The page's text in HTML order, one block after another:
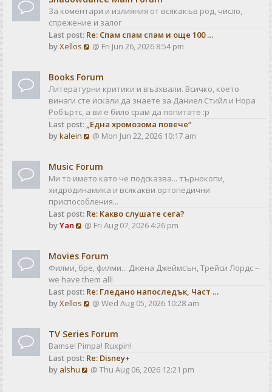
l
a
t
e
p
o
s
За коментари и излияния от всякакъв род, число,
спрежение и залог
Last post: Re: Спам спам спам и още 100 …
byXellos
V
w
t
h
e
l
a
s
t
p
o
s
t
@ Fri Jun 26, 2026 8:54 pm
Books Forum
Литературни критики и възхвали. Всичко, което
винаги сте искали да знаете за Даниел Стийл и Нора
Робъртс, а ви е било срам да попитате :р
Last post: „Една хромозома повече“
bykalein
V
w
t
h
e
l
a
s
t
p
o
s
@ Mon Jun 22, 2026 10:17 am
Music Forum
Ми то името като че подсказва... търнокопи,
хидродинамика и всякакви ортопедични
приспособления...
Last post: Re: Какво слушате сега?
byYan
V
w
t
h
e
e
s
t
p
@ Fri Aug 07, 2026 4:26 pm
Movies Forum
Филми, бре, филми... Джена Джеймсън, Трейси Лордс –
we have them all!
Last post: Re: Гледано напоследък, Част …
byXellos
V
w
t
h
e
@ Wed Aug 05, 2026 10:28 am
TV Series Forum
Bamse! Pimpa! Ruxpin!
Last post: Re: Disney+
by alshu
V@ Thu Aug 06, 2026 12:21 pm